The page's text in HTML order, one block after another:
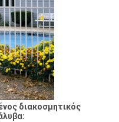
διακοσμητικός